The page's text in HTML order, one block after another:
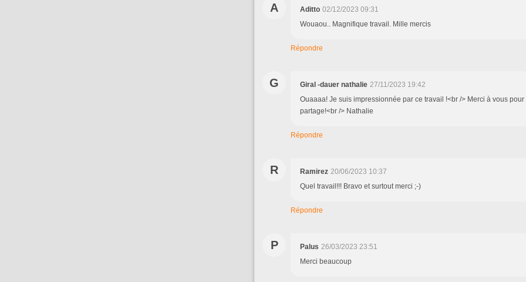
A Aditto 02/12/2023 09:31
Wouaou.. Magnifique travail. Mille mercis
Répondre
G Giral -dauer nathalie 27/11/2023 19:42
Ouaaaa! Je suis impressionnée par ce travail !<br /> Merci à vous
partage!<br /> Nathalie
Répondre
R Ramirez 20/06/2023 10:37
Quel travail!!! Bravo et surtout merci ;-)
Répondre
P Palus 26/03/2023 23:51
Merci beaucoup